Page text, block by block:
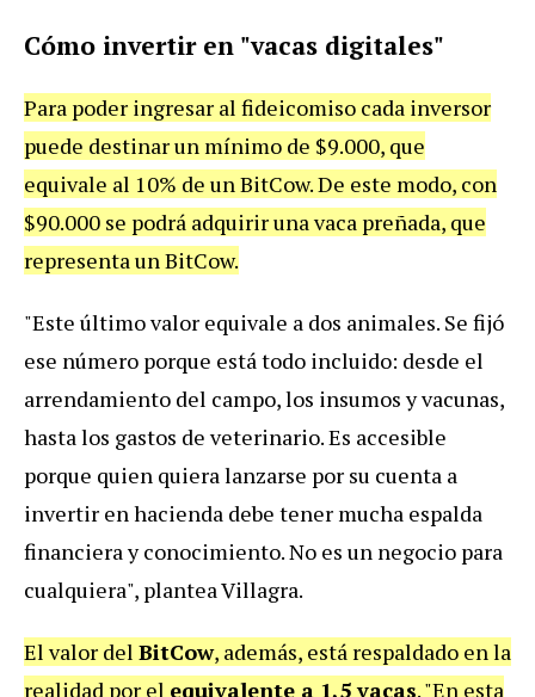
Cómo invertir en "vacas digitales"
Para poder ingresar al fideicomiso cada inversor
puede destinar un mínimo de $9.000, que
equivale al 10% de un BitCow. De este modo, con
$90.000 se podrá adquirir una vaca preñada, que
representa un BitCow.
"Este último valor equivale a dos animales. Se fijó
ese número porque está todo incluido: desde el
arrendamiento del campo, los insumos y vacunas,
hasta los gastos de veterinario. Es accesible
porque quien quiera lanzarse por su cuenta a
invertir en hacienda debe tener mucha espalda
financiera y conocimiento. No es un negocio para
cualquiera", plantea Villagra.
El valor del BitCow, además, está respaldado en la
realidad por el equivalente a 1,5 vacas. "En esta